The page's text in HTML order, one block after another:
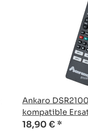
Ankaro
kompatible
18,90 € *